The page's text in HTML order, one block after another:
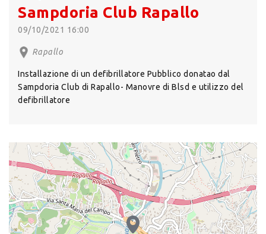
Sampdoria Club Rapallo
09/10/2021 16:00
Rapallo
Installazione di un defibrillatore Pubblico donatao dal
Sampdoria Club di Rapallo- Manovre di Blsd e utilizzo del
defibrillatore